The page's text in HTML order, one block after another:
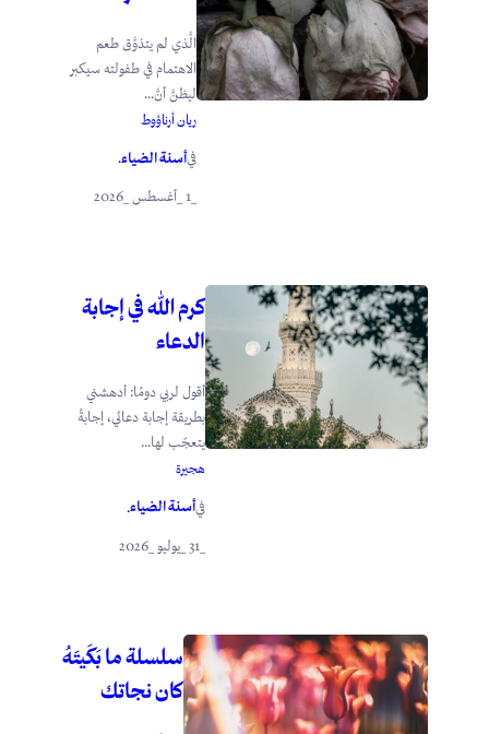
الَّذي لم يتذوَّق طعم
الاهتمام في طفولته سيكبر
ليظنَّ أنَّ...
ريان أرناؤوط
فيأسنة الضياء.
_1 _أغسطس _2026
كرم الله في إجابة
الدعاء
أقول لربي دومًا: أدهشني
بطريقة إجابة دعائي، إجابةً
يتعجّب لها...
هجيرة
فيأسنة الضياء.
سلسلة ما بَكَيتَهُ
كان نجاتك